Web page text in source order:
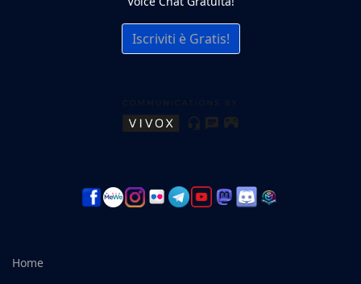
Iscriviti è Gratis!
Home